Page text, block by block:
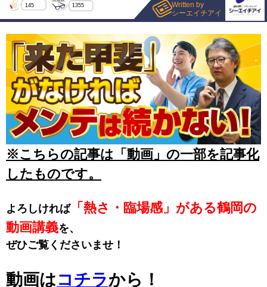
145 1355
Written by
シーエイチアイ
※こちらの記事は「動画」の一部を記事化
したものです。
よろしければ「熱さ・臨場感」がある鶴岡の
動画講義を、
ぜひご覧くださいませ！
動画はコチラから！